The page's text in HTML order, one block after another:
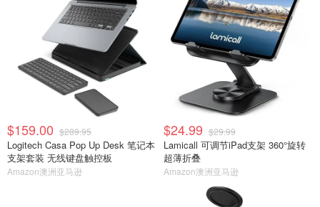
$159.00 $289.95
Logitech Casa Pop Up Desk 笔记本
支架套装 无线键盘触控板
Amazon澳洲亚马逊
$24.99 $29.99
Lamicall 可调节iPad支架 360°旋转
超薄折叠
Amazon澳洲亚马逊